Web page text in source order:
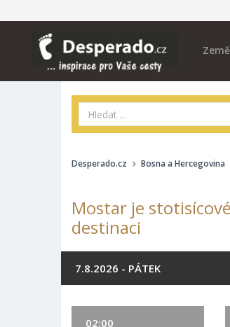
Země
Desperado.cz Bosna a Hercegovina
Mostar je
destinaci
7.8.2026 - PÁTEK
02:00